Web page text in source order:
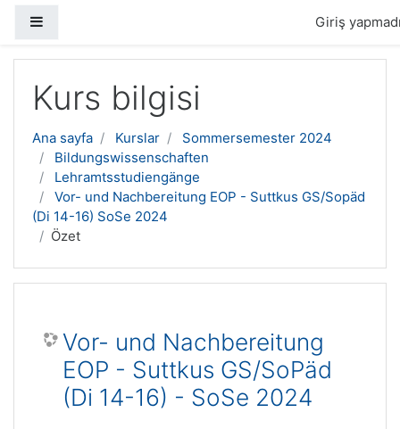
Giriş
Kurs bilgisi
Ana sayfa Kurslar
Sommersemester 2024
Bildungswissenschaften
Lehramtsstudiengänge
Vor- und Nachbereitung EOP - Suttkus GS/Sopäd
(Di 14-16) SoSe 2024
Özet
Vor- und Nachbereitung
EOP - Suttkus GS/SoPäd
(Di 14-16) - SoSe 2024